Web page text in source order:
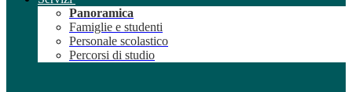
Panoramica
Famiglie e studenti
Personale scolastico
Percorsi di studio